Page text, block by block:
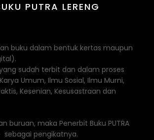
PUTRA LERENG
buku dalam bentuk kertas maupun
sudah terbit dan dalam proses
Umum, Ilmu Sosial, Ilmu Murni,
Kesenian, Kesusastraan dan
buruan, maka Penerbit Buku PUTRA
sebagai pengikatnya.